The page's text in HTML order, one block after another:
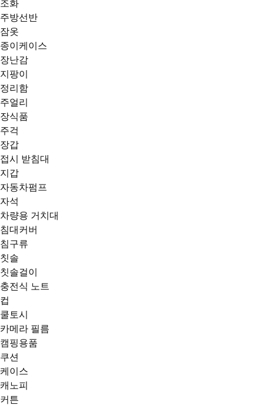
조화
주방선반
잠옷
종이케이스
장난감
지팡이
정리함
주얼리
장식품
주걱
장갑
접시 받침대
지갑
자동차펌프
자석
차량용 거치대
침대커버
침구류
칫솔
칫솔걸이
충전식 노트
컵
쿨토시
카메라 필름
캠핑용품
쿠션
케이스
캐노피
커튼